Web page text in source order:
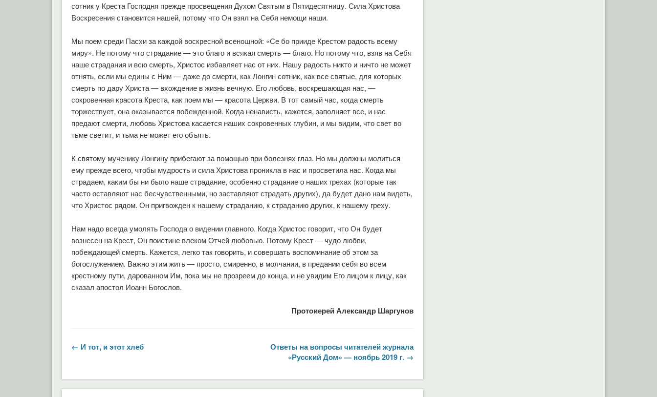
сотник у Креста Господня прежде просвещения Духом Святым в Пятидесятницу. Сила Христова
Воскресения становится нашей, потому что Он взял на Себя немощи наши.
Мы поем среди Пасхи за каждой воскресной всенощной: «Се бо прииде Крестом радость всему
миру». Не потому что страдание — это благо и всякая смерть — благо. Но потому что, взяв на Себя
наше страдания и всю смерть, Христос избавляет нас от них. Нашу радость никто и ничто не может
отнять, если мы едины с Ним — даже до смерти, как Лонгин сотник, как все святые, для которых
смерть по дару Христа — вхождение в жизнь вечную. Его любовь, воскрешающая нас, —
сокровенная красота Креста, как поем мы — красота Церкви. В тот самый час, когда смерть
торжествует, она оказывается побежденной. Когда ненависть, кажется, заполняет все, и нас
предают смерти, любовь Христова касается наших сокровенных глубин, и мы видим, что свет во
тьме светит, и тьма не может его объять.
К святому мученику Лонгину прибегают за помощью при болезнях глаз. Но мы должны молиться
ему прежде всего, чтобы мудрость и сила Христова проникла в нас и просветила нас. Когда мы
страдаем, каким бы ни было наше страдание, особенно страдание о наших грехах (которые так
часто оставляют нас бесчувственными, но заставляют страдать других), да будет дано нам видеть,
что Христос рядом. Он пригвожден к нашему страданию, к страданию других, к нашему греху.
Нам надо всегда умолять Господа о видении главного. Когда Христос говорит, что Он будет
вознесен на Крест, Он поистине влеком Отчей любовью. Потому Крест — чудо любви,
побеждающей смерть. Кажется, легко так говорить, и совершать воспоминание об этом за
богослужением. Важно этим жить — просто, смиренно, в молчании, в предании себя во всем
крестному пути, дарованном Им, пока мы не прозреем до конца, и не увидим Его лицом к лицу, как
сказал апостол Иоанн Богослов.
Протоиерей Александр Шаргунов
← И тот, и этот хлеб
Ответы на вопросы читателей журнала
«Русский Дом» — ноябрь 2019 г. →